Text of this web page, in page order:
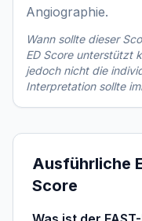
Angiographie.
Wann sollte dieser
ED Scoreunterstützt
jedoch nicht die
Interpretation sollte
Ausführliche
Score